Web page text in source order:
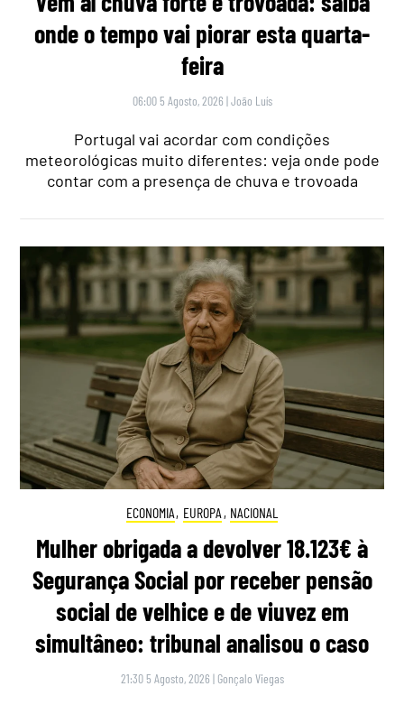
onde o tempo vai piorar esta quarta-
feira
06:00 5 Agosto, 2026 |João Luís
Portugal vai acordar com condições
meteorológicas muito diferentes: veja onde pode
contar com a presença de chuva e trovoada
ECONOMIA, EUROPA , NACIONAL
Mulher obrigada a devolver 18.123€ à
Segurança Social por receber pensão
social de velhice e de viuvez em
simultâneo: tribunal analisou o caso
21:30 5 Agosto, 2026 | Gonçalo Viegas